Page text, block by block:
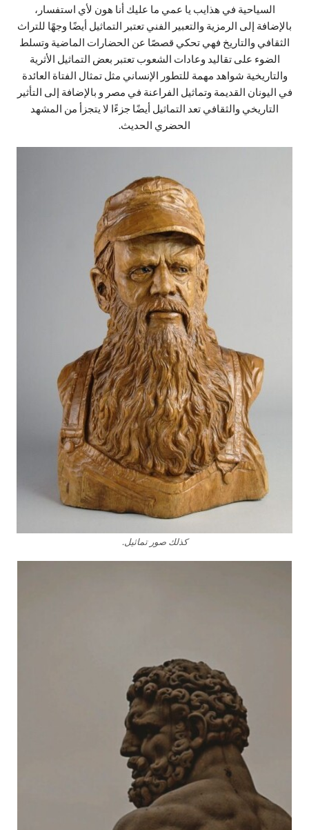
السياحية في هذايب يا عمي ما عليك أنا هون لأي استفسار،
بالإضافة إلى الرمزية والتعبير الفني تعتبر التماثيل أيضًا وجهًا للتراث
الثقافي والتاريخ فهي تحكي قصصًا عن الحضارات الماضية وتسلط
الضوء على تقاليد وعادات الشعوب تعتبر بعض التماثيل الأثرية
والتاريخية شواهد مهمة للتطور الإنساني مثل تمثال الفتاة العائدة
في اليونان القديمة وتماثيل الفراعنة في مصر و بالإضافة إلى التأثير
التاريخي والثقافي تعد التماثيل أيضًا جزءًا لا يتجزأ من المشهد
الحضري الحديث.
كذلك صور تماثيل.